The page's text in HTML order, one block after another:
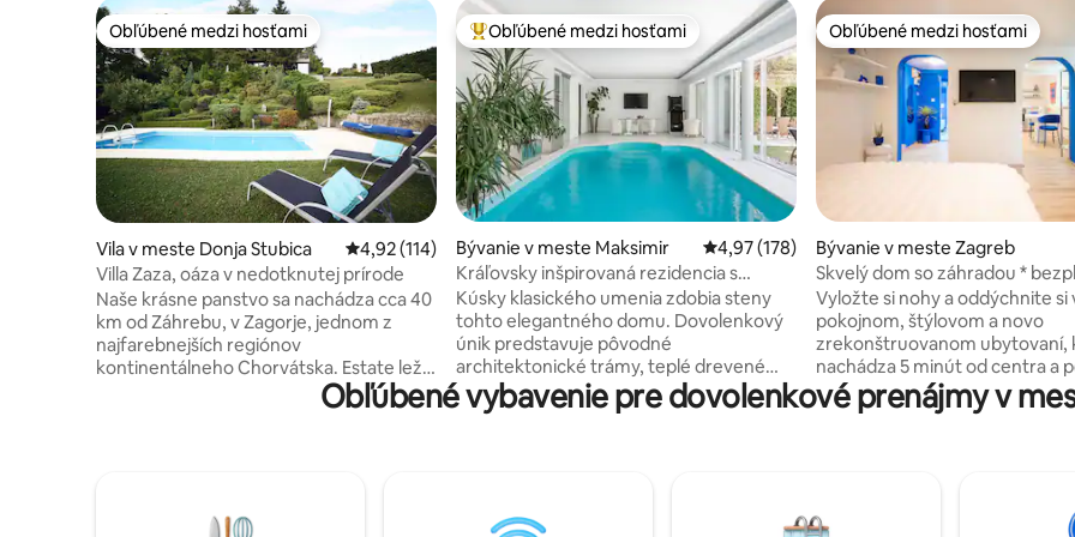
Obľúbené medzi hosťami
Obľúbené medzi hosťami
Vila v meste Donja Stubica Priemerné ohodnotenie 4,92 z 5, počet hodnotení: 114
4,92 (114)
Villa Zaza, oáza v nedotknutej prírode
Naše krásne panstvo sa nachádza cca 40
km od Záhrebu, v Zagorje, jednom z
najfarebnejších regiónov
kontinentálneho Chorvátska. Estate leží
na nádhernom pozemku s rozlohou 2
000 m2 a je plný výnimočných rastlín,
hlavná vila, bazén a rustikálny dom pre
Najobľúbenejšie medzi hosťami
Obľúbené medzi hosťami
Bývanie v meste Maksimir Priemerné ohodnotenie 4,97 z 5, počet
4,97 (178)
Kráľovsky inšpirovaná rezidencia s
krytým bazénom
Kúsky klasického umenia zdobia steny
tohto elegantného domu. Dovolenkový
únik predstavuje pôvodné
architektonické trámy, teplé drevené
podlahy, slnečnú miestnosť, parnú saunu
a dvor s upravenou záhradou a
bazén sú k dispozícii len pre hostí!
Obľúbené medzi hosťami
Obľúbené medzi hosťami
Bývanie v meste Zagreb
Skvelý dom so záhradou *
parkovanie
Vyložte si nohy a oddýchnite
pokojnom, štýlovom a novo
zrekonštruovanom ubytovaní,
nachádza 5 minút od centra a
bezplatné parkovanie.
dizajnový apartmán uvedený v
miláčikov – mám mačky a psa,
rezervujte, ak milujete zvieratá
Obľúbené vybavenie pre dovolenkové prenájmy v